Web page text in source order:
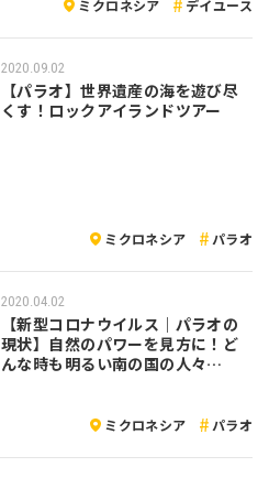
ミクロネシア デイユース
2020.09.02
【パラオ】世界遺産の海を遊び尽
くす！ロックアイランドツアー
ミクロネシア パラオ
2020.04.02
【新型コロナウイルス｜パラオの
現状】自然のパワーを見方に！ど
んな時も明るい南の国の人々
ミクロネシア パラオ